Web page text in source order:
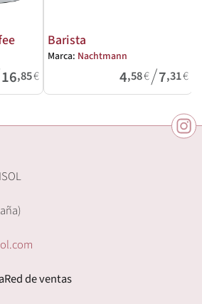
16,85€
Barista
Marca: Nachtmann
4,58€/7,31€
Red de ventas